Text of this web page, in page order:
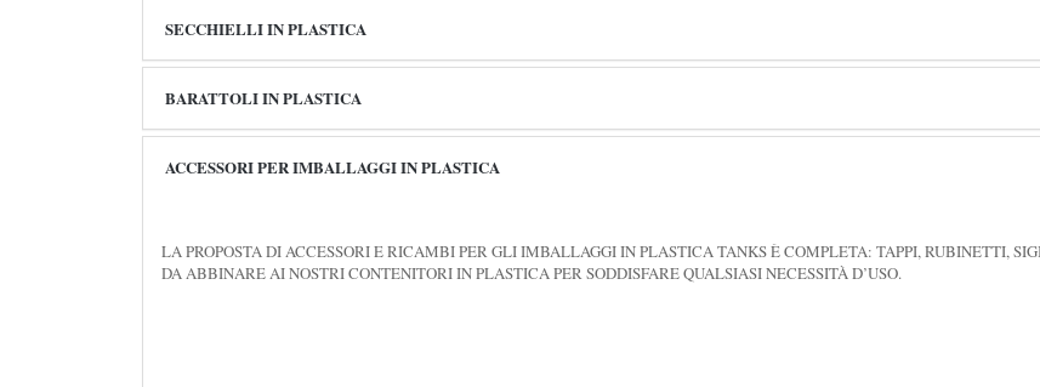
SECCHIELLI IN PLASTICA
BARATTOLI IN PLASTICA
ACCESSORI PER IMBALLAGGI IN PLASTICA
LA PROPOSTA DI ACCESSORI E RICAMBI PER GLI IMBALLAGGI IN PLASTICA TANKS È COMPLETA: TAPPI, RUBINETTI,
DA ABBINARE AI NOSTRI CONTENITORI IN PLASTICA PER SODDISFARE QUALSIASI NECESSITÀ D’USO.